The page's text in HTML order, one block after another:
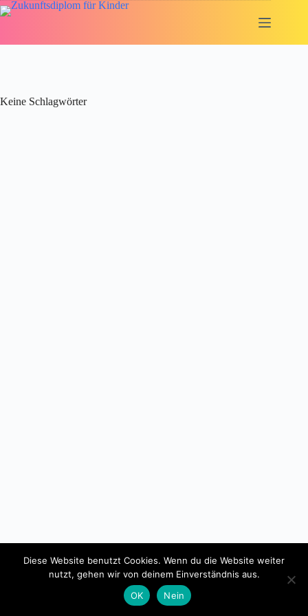
Zum
Inhalt
Keine Schlagwörter
Copyright © 2026 - Lokale Agenda 21 Trier e.V.
Impressum
Diese Website benutzt Cookies. Wenn du die Website weiter
nutzt, gehen wir von deinem Einverständnis aus.
OK
Nein